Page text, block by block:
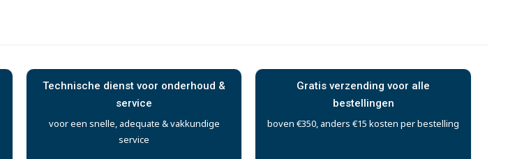
Technische dienst voor onderhoud &
service
voor een snelle, adequate & vakkundige
service
Gratis verzending voor alle
bestellingen
boven €350, anders €15 kosten per bestelling